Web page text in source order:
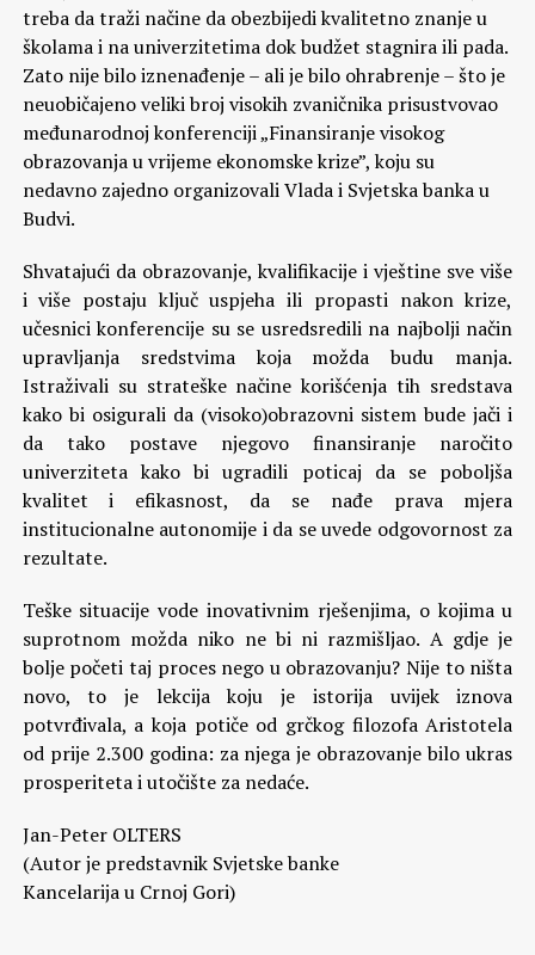
treba da traži načine da obezbijedi kvalitetno znanje u
školama i na univerzitetima dok budžet stagnira ili pada.
Zato nije bilo iznenađenje – ali je bilo ohrabrenje – što je
neuobičajeno veliki broj visokih zvaničnika prisustvovao
međunarodnoj konferenciji „Finansiranje visokog
obrazovanja u vrijeme ekonomske krize”, koju su
nedavno zajedno organizovali Vlada i Svjetska banka u
Budvi.
Shvatajući da obrazovanje, kvalifikacije i vještine sve više
i više postaju ključ uspjeha ili propasti nakon krize,
učesnici konferencije su se usredsredili na najbolji način
upravljanja sredstvima koja možda budu manja.
Istraživali su strateške načine korišćenja tih sredstava
kako bi osigurali da (visoko)obrazovni sistem bude jači i
da tako postave njegovo finansiranje naročito
univerziteta kako bi ugradili poticaj da se poboljša
kvalitet i efikasnost, da se nađe prava mjera
institucionalne autonomije i da se uvede odgovornost za
rezultate.
Teške situacije vode inovativnim rješenjima, o kojima u
suprotnom možda niko ne bi ni razmišljao. A gdje je
bolje početi taj proces nego u obrazovanju? Nije to ništa
novo, to je lekcija koju je istorija uvijek iznova
potvrđivala, a koja potiče od grčkog filozofa Aristotela
od prije 2.300 godina: za njega je obrazovanje bilo ukras
prosperiteta i utočište za nedaće.
Jan-Peter OLTERS
(Autor je predstavnik Svjetske banke
Kancelarija u Crnoj Gori)